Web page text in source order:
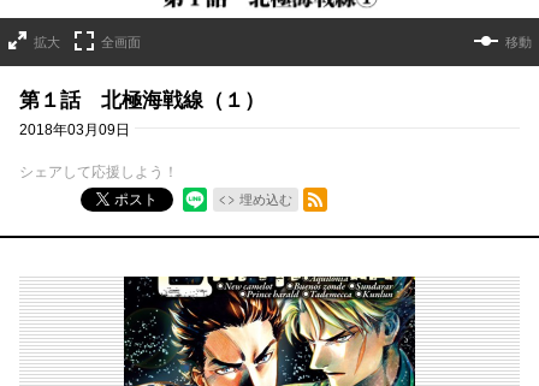
拡大 全画面 移動
第１話 北極海戦線（１）
2018年03月09日
シェアして応援しよう！
ポスト
埋め込む
RSSフィード